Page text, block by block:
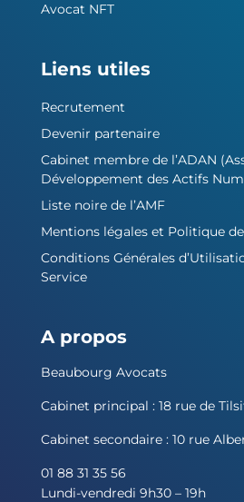
Avocat NFT
Liens utiles
Recrutement
Devenir partenaire
Cabinet membre de l’ADAN
Développement des Actifs
Liste noire de l’AMF
Mentions légales et Politique
Conditions Générales
Service
A propos
Beaubourg Avocats
Cabinet principal : 18 rue de
Cabinet secondaire : 10 rue
01 88 31 35 56
Lundi-vendredi 9h30 – 19h